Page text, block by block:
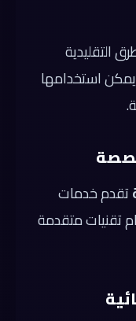
التقليدية
يمكن استخدامها
تقدم خدمات
تقنيات متقدمة